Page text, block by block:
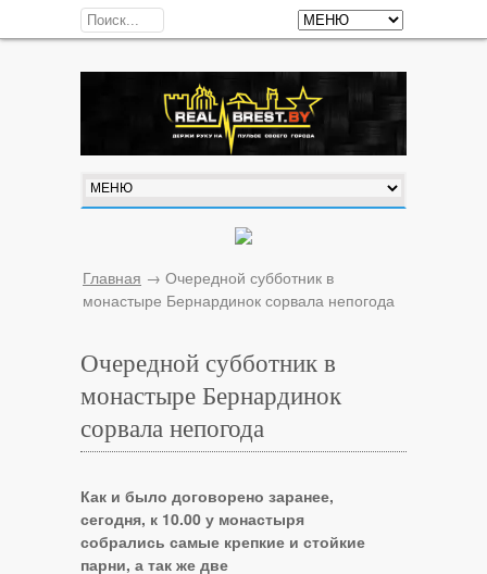
Главная → Очередной субботник в
монастыре Бернардинок сорвала непогода
Очередной субботник в
монастыре Бернардинок
сорвала непогода
Как и было договорено заранее,
сегодня, к 10.00 у монастыря
собрались самые крепкие и стойкие
парни, а так же две